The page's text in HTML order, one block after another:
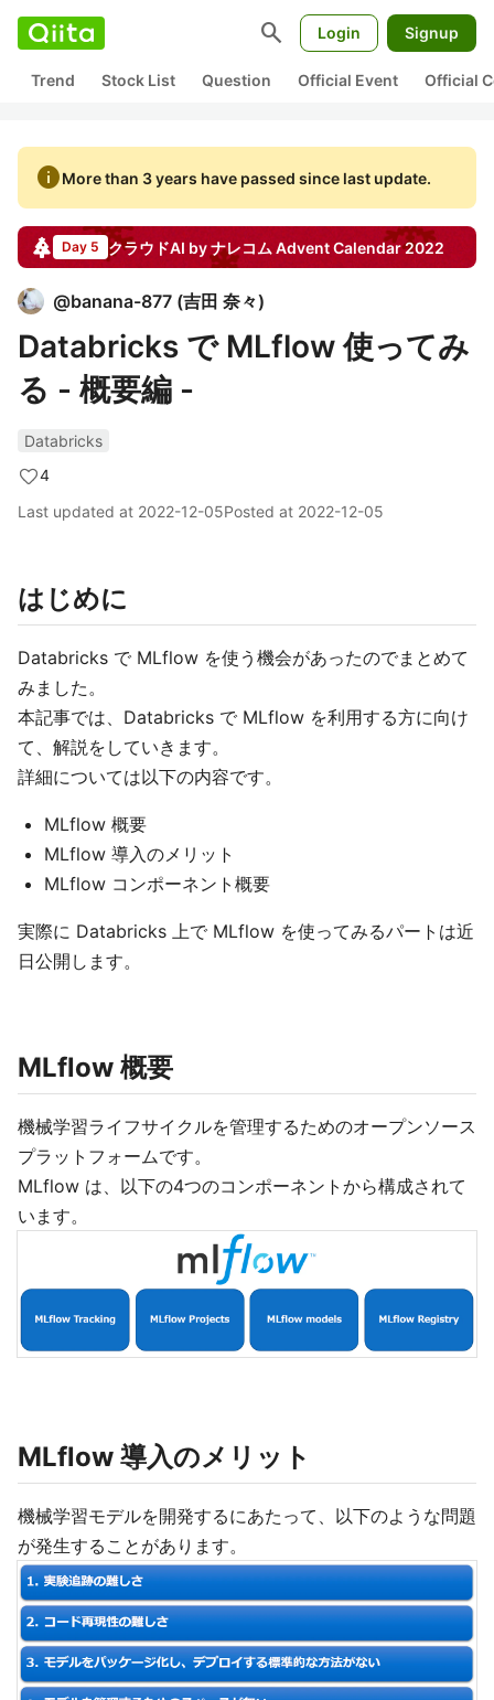
search Login Signup
Trend Stock List Question Official Event Official
infoMore than 3 years have passed since last update.
Day 5 クラウドAI by ナレコム Advent Calendar2022
@banana-877 (吉田 奈々)
Databricks で MLflow 使ってみ
る - 概要編 -
Databricks
4
Last updated at 2022-12-05Posted at 2022-12-05
はじめに
Databricks で MLflow を使う機会があったのでまとめて
みました。
本記事では、Databricks で MLflow を利用する方に向け
て、解説をしていきます。
詳細については以下の内容です。
MLflow 概要
MLflow 導入のメリット
MLflow コンポーネント概要
実際に Databricks 上で MLflow を使ってみるパートは近
日公開します。
MLflow 概要
機械学習ライフサイクルを管理するためのオープンソース
プラットフォームです。
MLflow は、以下の4つのコンポーネントから構成されて
います。
MLflow 導入のメリット
機械学習モデルを開発するにあたって、以下のような問題
が発生することがあります。